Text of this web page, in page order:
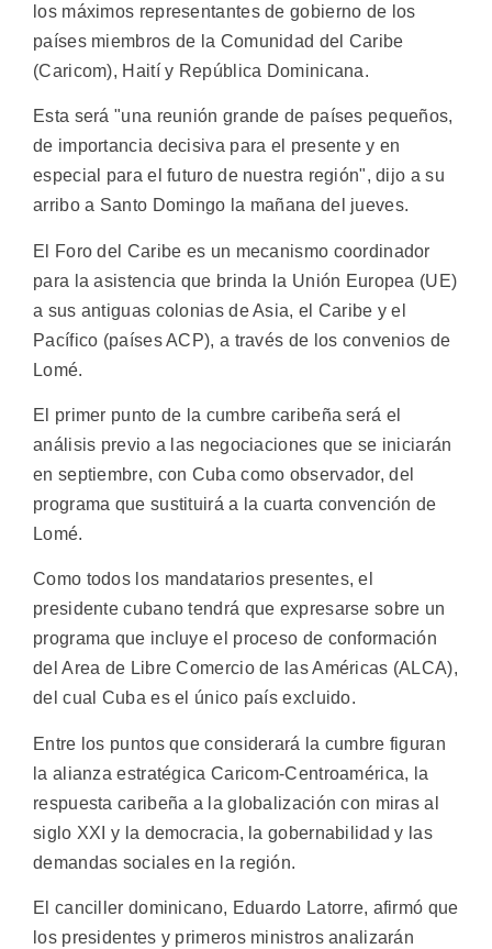
los máximos representantes de gobierno de los
países miembros de la Comunidad del Caribe
(Caricom), Haití y República Dominicana.
Esta será "una reunión grande de países pequeños,
de importancia decisiva para el presente y en
especial para el futuro de nuestra región", dijo a su
arribo a Santo Domingo la mañana del jueves.
El Foro del Caribe es un mecanismo coordinador
para la asistencia que brinda la Unión Europea (UE)
a sus antiguas colonias de Asia, el Caribe y el
Pacífico (países ACP), a través de los convenios de
Lomé.
El primer punto de la cumbre caribeña será el
análisis previo a las negociaciones que se iniciarán
en septiembre, con Cuba como observador, del
programa que sustituirá a la cuarta convención de
Lomé.
Como todos los mandatarios presentes, el
presidente cubano tendrá que expresarse sobre un
programa que incluye el proceso de conformación
del Area de Libre Comercio de las Américas (ALCA),
del cual Cuba es el único país excluido.
Entre los puntos que considerará la cumbre figuran
la alianza estratégica Caricom-Centroamérica, la
respuesta caribeña a la globalización con miras al
siglo XXI y la democracia, la gobernabilidad y las
demandas sociales en la región.
El canciller dominicano, Eduardo Latorre, afirmó que
los presidentes y primeros ministros analizarán